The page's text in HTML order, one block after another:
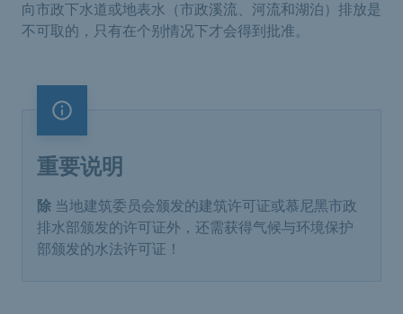
向市政下水道或地表水（市政溪流、河流和湖泊）排放是
不可取的，只有在个别情况下才会得到批准。
重要说明
重要说明
除 当地建筑委员会颁发的建筑许可证或慕尼黑市政
排水部颁发的许可证外，还需获得气候与环境保护
部颁发的水法许可证！